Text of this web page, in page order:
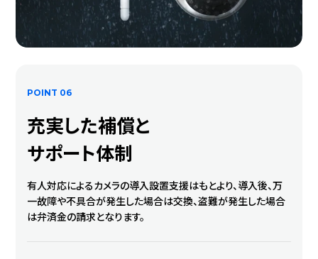
POINT 06
充実した補償と
サポート体制
有人対応によるカメラの導入設置支援はもとより、導入後、万
一故障や不具合が発生した場合は交換、盗難が発生した場合
は弁済金の請求となります。